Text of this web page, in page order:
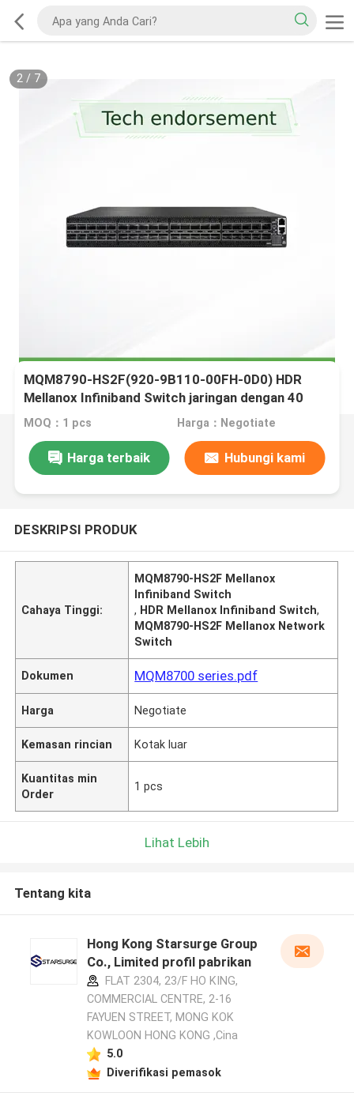
2/ 7
MQM8790-HS2F(920-9B110-00FH-0D0) HDR
Mellanox Infiniband Switch jaringan dengan 40
Port QSFP56, 2 Catu Daya AC
MOQ：1 pcs Harga：Negotiate
Harga terbaik Hubungi kami
DESKRIPSI PRODUK
Cahaya Tinggi:
MQM8790-HS2F Mellanox
Infiniband Switch
, HDR Mellanox Infiniband Switch,
MQM8790-HS2F Mellanox Network
Switch
Dokumen MQM8700 series.pdf
Harga Negotiate
Kemasan rincian Kotak luar
Kuantitas min
Order
1 pcs
Lihat Lebih
Tentang kita
Hong Kong Starsurge Group
Co., Limited profil pabrikan
FLAT 2304, 23/F HO KING,
COMMERCIAL CENTRE, 2-16
FAYUEN STREET, MONG KOK
KOWLOON HONG KONG ,Cina
5.0
Diverifikasi pemasok